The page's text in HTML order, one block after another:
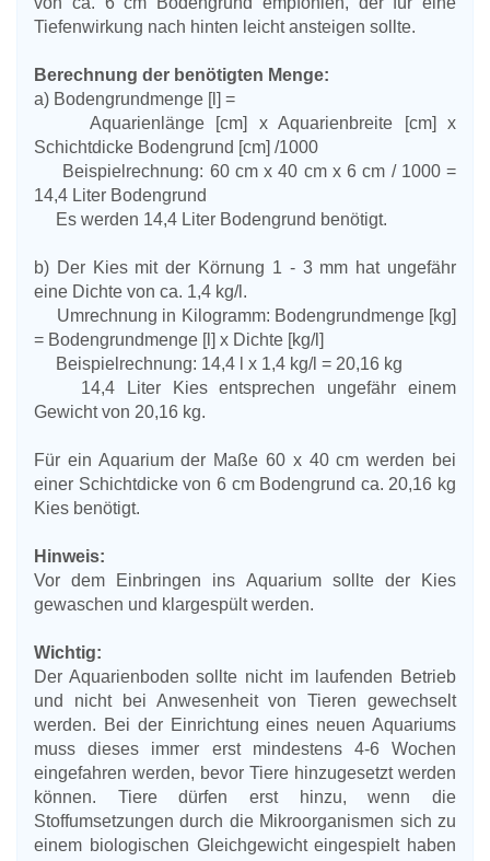
Tiefenwirkung nach hinten leicht ansteigen sollte.
Berechnung der benötigten Menge:
a) Bodengrundmenge [l] =
Aquarienlänge [cm] x Aquarienbreite [cm] x
Schichtdicke Bodengrund [cm] /1000
Beispielrechnung: 60 cm x 40 cm x 6 cm / 1000 =
14,4 Liter Bodengrund
Es werden 14,4 Liter Bodengrund benötigt.
b) Der Kies mit der Körnung 1 - 3 mm hat ungefähr
eine Dichte von ca. 1,4 kg/l.
Umrechnung in Kilogramm: Bodengrundmenge [kg]
= Bodengrundmenge [l] x Dichte [kg/l]
Beispielrechnung: 14,4 l x 1,4 kg/l = 20,16 kg
14,4 Liter Kies entsprechen ungefähr einem
Gewicht von 20,16 kg.
Für ein Aquarium der Maße 60 x 40 cm werden bei
einer Schichtdicke von 6 cm Bodengrund ca. 20,16 kg
Kies benötigt.
Hinweis:
Vor dem Einbringen ins Aquarium sollte der Kies
gewaschen und klargespült werden.
Wichtig:
Der Aquarienboden sollte nicht im laufenden Betrieb
und nicht bei Anwesenheit von Tieren gewechselt
werden. Bei der Einrichtung eines neuen Aquariums
muss dieses immer erst mindestens 4-6 Wochen
eingefahren werden, bevor Tiere hinzugesetzt werden
können. Tiere dürfen erst hinzu, wenn die
Stoffumsetzungen durch die Mikroorganismen sich zu
einem biologischen Gleichgewicht eingespielt haben